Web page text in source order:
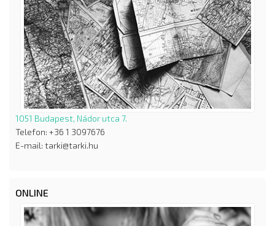
1051 Budapest, Nádor utca 7.
Telefon: +36 1 3097676
E-mail: tarki@tarki.hu
ONLINE